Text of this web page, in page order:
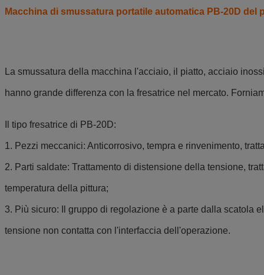
Macchina di smussatura portatile automatica PB-20D del
La smussatura della macchina l'acciaio, il piatto, acciaio
hanno grande differenza con la fresatrice nel mercato.
Il tipo fresatrice di PB-20D:
1. Pezzi meccanici: Anticorrosivo, tempra e rinvenimento,
2. Parti saldate: Trattamento di distensione della tensione,
temperatura della pittura;
3. Più sicuro: Il gruppo di regolazione è a parte dalla scatola
tensione non contatta con l'interfaccia dell'operazione.